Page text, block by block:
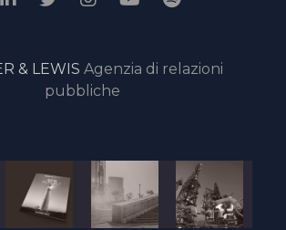
giuria
online
& LEWIS Agenzia di relazioni
pubbliche